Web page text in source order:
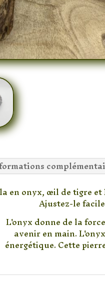
en onyx, œil de tigre
Ajustez-le
L'onyx donne de la
avenir en main.
énergétique. Cette